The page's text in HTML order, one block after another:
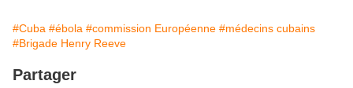
#Cuba #ébola #commission Européenne #médecins cubains
#Brigade Henry Reeve
Partager